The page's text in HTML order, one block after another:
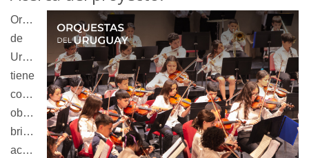
Orquestas
de
Uruguay,
tiene
como
objetivo
brindar
acceso